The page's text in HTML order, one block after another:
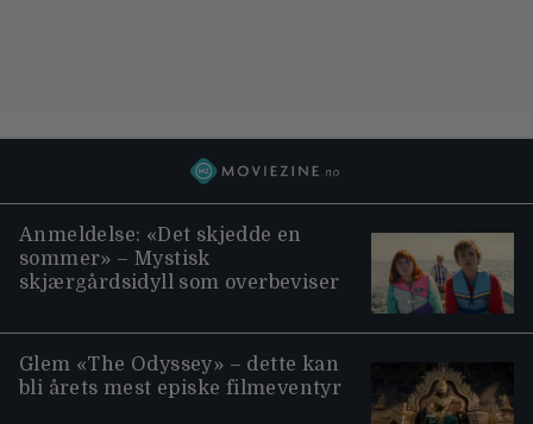
Anmeldelse: «Det skjedde en
sommer» – Mystisk
skjærgårdsidyll som overbeviser
Glem «The Odyssey» – dette kan
bli årets mest episke filmeventyr